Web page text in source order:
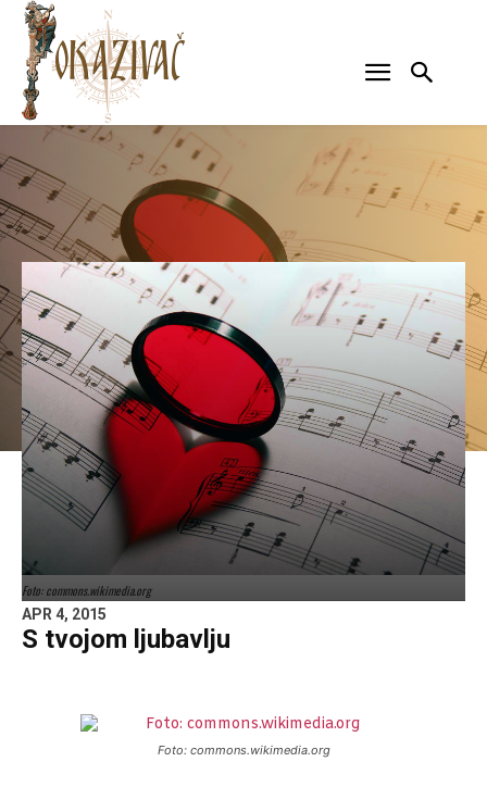
Foto: commons.wikimedia.org
APR 4, 2015
S tvojom ljubavlju
Foto: commons.wikimedia.org